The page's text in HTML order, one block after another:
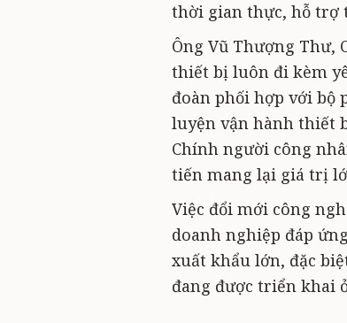
thời gian thực, hỗ trợ
Ông Vũ Thượng Thư,
thiết bị luôn đi kèm
đoàn phối hợp với bộ
luyện vận hành thiết
Chính người công
tiến mang lại giá trị
Việc đổi mới công
doanh nghiệp đáp
xuất khẩu lớn, đặc
đang được triển khai